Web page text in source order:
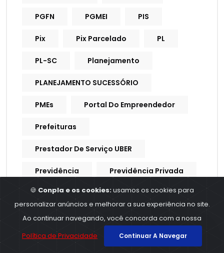
PGFN PGMEI PIS
Pix Pix Parcelado PL
PL-SC Planejamento
PLANEJAMENTO SUCESSÓRIO
PMEs Portal Do Empreendedor
Prefeituras
Prestador De Serviço UBER
Previdência Previdência Privada
Previdência Social Previdencia
Previdencia Social
Processo Trabalhista
🍪 Conpla e os cookies:usamos os cookies para
personalizar anúncios e melhorar a sua experiência no site.
Ao continuar navegando, você concorda com a nossa
Política de Privacidade
Continuar A Navegar